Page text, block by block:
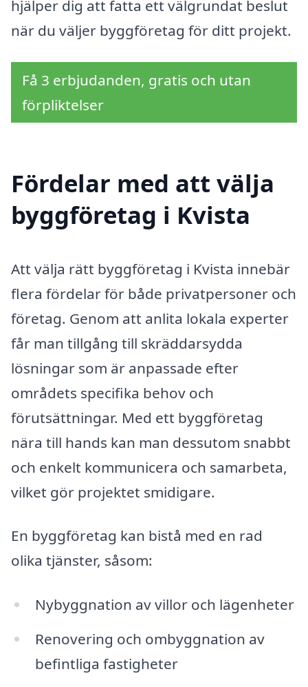
hjälper dig att fatta ett välgrundat beslut
när du väljer byggföretag för ditt projekt.
Få 3 erbjudanden, gratis och utan
förpliktelser
Fördelar med att välja
byggföretag i Kvista
Att välja rätt byggföretag i Kvista innebär
flera fördelar för både privatpersoner och
företag. Genom att anlita lokala experter
får man tillgång till skräddarsydda
lösningar som är anpassade efter
områdets specifika behov och
förutsättningar. Med ett byggföretag
nära till hands kan man dessutom snabbt
och enkelt kommunicera och samarbeta,
vilket gör projektet smidigare.
En byggföretag kan bistå med en rad
olika tjänster, såsom:
Nybyggnation av villor och lägenheter
Renovering och ombyggnation av
befintliga fastigheter